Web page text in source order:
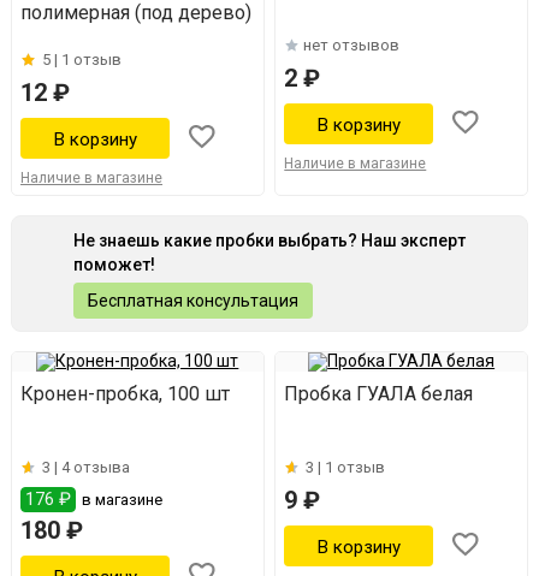
полимерная (под дерево)
5 | 1 отзыв
12 ₽
Наличие в магазине
нет отзывов
2 ₽
Наличие в магазине
Не знаешь какие пробки выбрать? Наш эксперт
поможет!
Бесплатная консультация
Кронен-пробка, 100 шт
3 | 4 отзыва
176 ₽ в магазине
180 ₽
Пробка ГУАЛА белая
3 | 1 отзыв
9 ₽